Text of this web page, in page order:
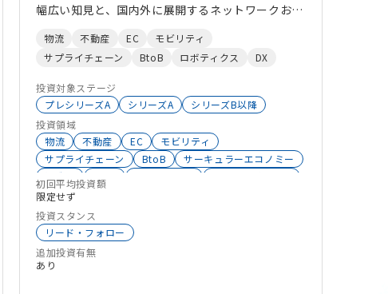
幅広い知見と、国内外に展開するネットワークおよ
共創に取り組んでいます。 物流・不動産分野にと
どまらず、金融のバックグラウンドでスタートアッ
プ支援の実績を豊富に有するメンバーも在籍してい
ます。 先進的な技術や新しい価値観を持つスター
トアップの皆さんとともに、物流・不動産、そして
その先の未来を切り拓いていくことを目指していま
す。
物流 不動産 EC
モビリティ
サプライチェーン
BtoB ロボティクス DX
投資対象ステージ
プレシリーズA
シリーズA
シリーズB以降
投資領域
物流
不動産 EC
モビリティ
サプライチェーン
BtoB
サーキュラーエコノミー
製造業
DX
初回平均投資額
限定せず
投資スタンス
リード・フォロー
追加投資有無
あり